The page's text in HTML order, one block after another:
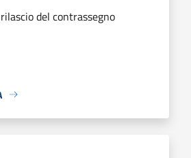
del contrassegno